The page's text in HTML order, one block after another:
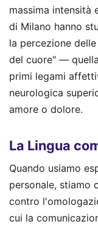
massima intensità
di Milano hanno
la percezione
del cuore" —
primi legami
neurologica
amore o dolore.
La Lingua
Quando usiamo
personale, stiamo
contro
cui la